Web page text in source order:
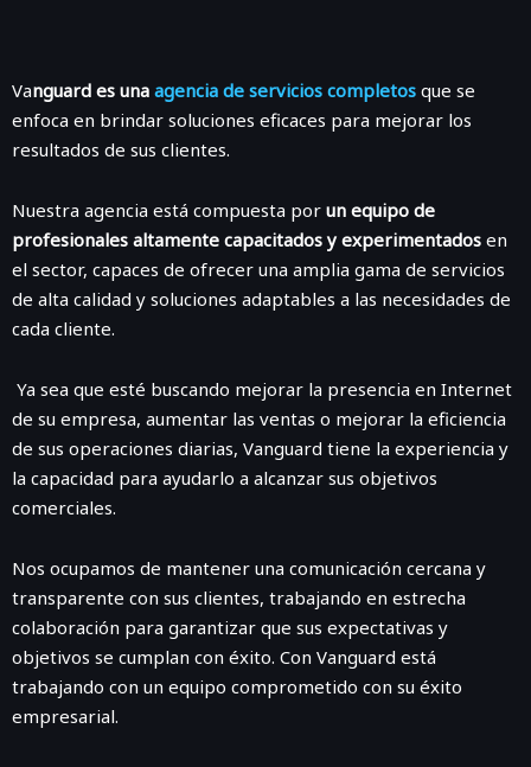
Vanguard es una agencia de servicios completos que se
enfoca en brindar soluciones eficaces para mejorar los
resultados de sus clientes.
Nuestra agencia está compuesta por un equipo de
profesionales altamente capacitados y experimentados en
el sector, capaces de ofrecer una amplia gama de servicios
de alta calidad y soluciones adaptables a las necesidades de
cada cliente.
Ya sea que esté buscando mejorar la presencia en Internet
de su empresa, aumentar las ventas o mejorar la eficiencia
de sus operaciones diarias, Vanguard tiene la experiencia y
la capacidad para ayudarlo a alcanzar sus objetivos
comerciales.
Nos ocupamos de mantener una comunicación cercana y
transparente con sus clientes, trabajando en estrecha
colaboración para garantizar que sus expectativas y
objetivos se cumplan con éxito. Con Vanguard está
trabajando con un equipo comprometido con su éxito
empresarial.